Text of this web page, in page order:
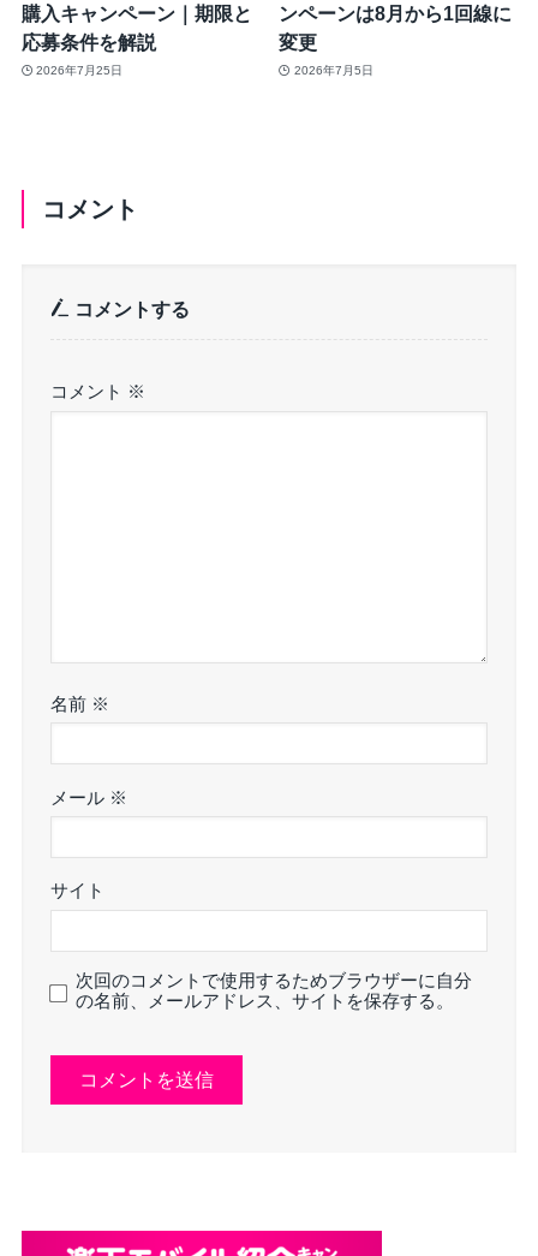
購入キャンペーン｜期限と
応募条件を解説
2026年7月25日
ンペーンは8月から1回線に
変更
2026年7月5日
コメント
コメントする
コメント ※
名前 ※
メール ※
サイト
次回のコメントで使用するためブラウザーに自分
の名前、メールアドレス、サイトを保存する。